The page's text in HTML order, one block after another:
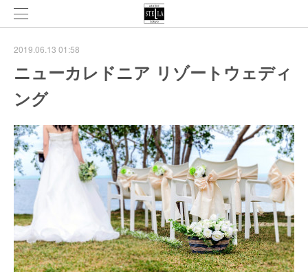
2019.06.13 01:58
ニューカレドニア リゾートウェディ
ング